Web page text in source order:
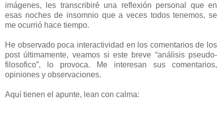
imágenes, les transcribiré una reflexión personal que en
esas noches de insomnio que a veces todos tenemos, se
me ocurrió hace tiempo.
He observado poca interactividad en los comentarios de los
post últimamente, veamos si este breve “análisis pseudo-
filosofico”, lo provoca. Me interesan sus comentarios,
opiniones y observaciones.
Aquí tienen el apunte, lean con calma: